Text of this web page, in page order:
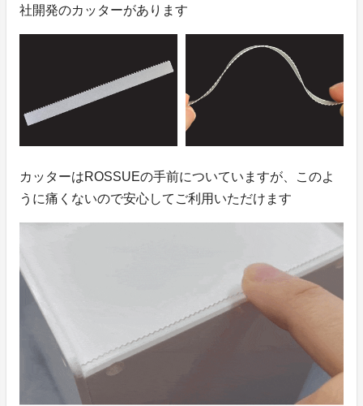
社開発のカッターがあります
カッターはROSSUEの手前についていますが、このよ
うに痛くないので安心してご利用いただけます